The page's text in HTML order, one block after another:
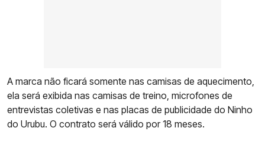
A marca não ficará somente nas camisas de aquecimento,
ela será exibida nas camisas de treino, microfones de
entrevistas coletivas e nas placas de publicidade do Ninho
do Urubu. O contrato será válido por 18 meses.